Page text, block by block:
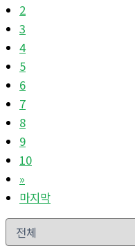
2
3
4
5
6
7
8
9
10
»
마지막